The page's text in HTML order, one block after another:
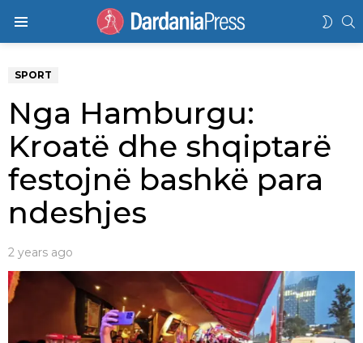
SPORT
Nga Hamburgu:
Kroatë dhe shqiptarë
festojnë bashkë para
ndeshjes
2 years ago